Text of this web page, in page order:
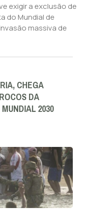
exigir a exclusão de
do Mundial de
massiva de
CHEGA
DA
2030